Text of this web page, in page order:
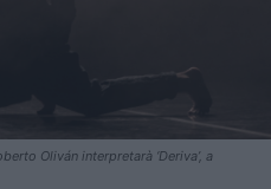
Oliván interpretarà ‘Deriva’, a